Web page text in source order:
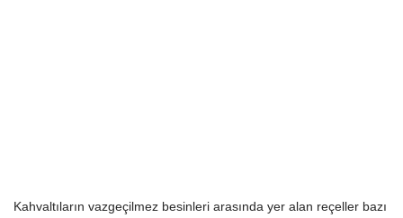
Kahvaltıların vazgeçilmez besinleri arasında yer alan reçeller bazı